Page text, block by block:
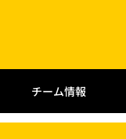
チーム情報